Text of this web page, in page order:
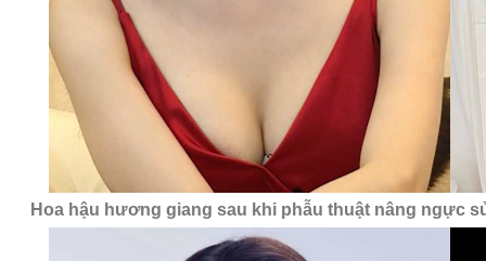
Hoa hậu hương giang sau khi phẫu thuật nâng ngực